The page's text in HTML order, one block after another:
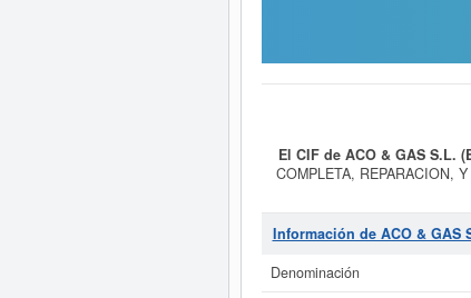
El CIF de ACO & GAS S.L.
COMPLETA, REPARACION,
TODA CLASE Y EN
0910 - Actividades de apoyo
la empresaACO & GAS
empleados en plantilla.
puede consultar a qué
tiene un patrimonio
Información de ACO & GAS
Denominación